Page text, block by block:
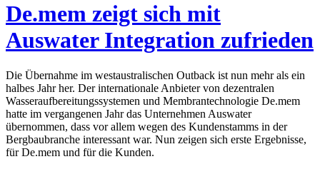
De.mem zeigt sich mit
Auswater Integration zufrieden
Die Übernahme im westaustralischen Outback ist nun mehr als ein
halbes Jahr her. Der internationale Anbieter von dezentralen
Wasseraufbereitungssystemen und Membrantechnologie De.mem
hatte im vergangenen Jahr das Unternehmen Auswater
übernommen, dass vor allem wegen des Kundenstamms in der
Bergbaubranche interessant war. Nun zeigen sich erste Ergebnisse,
für De.mem und für die Kunden.